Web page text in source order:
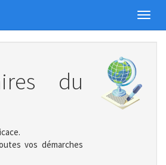
du
vos démarches